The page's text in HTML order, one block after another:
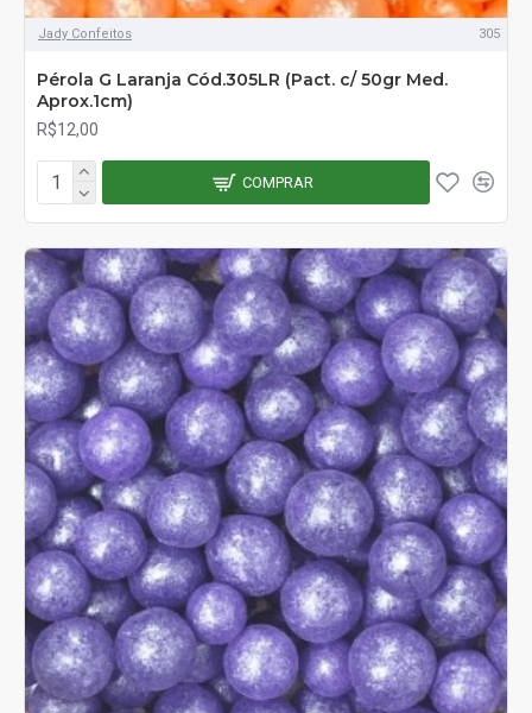
Jady Confeitos 305
Pérola G Laranja Cód.305LR (Pact. c/ 50gr Med.
Aprox.1cm)
R$12,00
COMPRAR